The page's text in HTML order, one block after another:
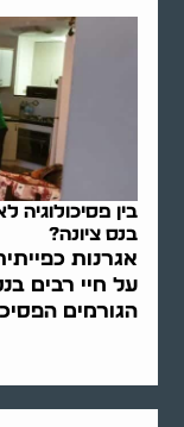
בין פסיכולוגיה
בנס ציונה?
אגרנות
על חיי רבים
הגורמים